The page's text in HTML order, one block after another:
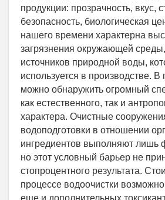
продукции: прозрачность, вкус,
безопасность, биологическая
нашего времени характерна
загрязнения окружающей
источников природной воды,
используется в производстве.
можно обнаружить огромный
как естественного, так и
характера. Очистные
водоподготовки в отношении
ингредиентов выполняют лишь
но этот условный барьер не
стопроцентного результата.
процессе водоочистки
еще и дополнительных